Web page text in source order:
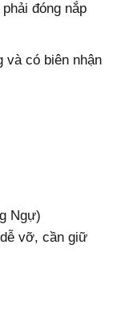
đóng nắp
và có biên nhận
Ngự)
vỡ, cần giữ